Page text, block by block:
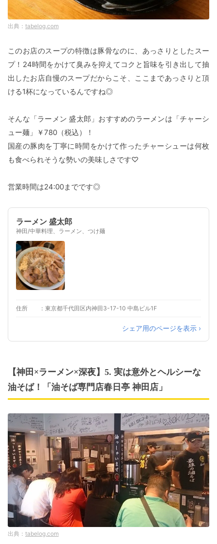
tabelog.com
このお店のスープの特徴は豚骨なのに、あっさりとしたスー
プ！24時間をかけて臭みを抑えてコクと旨味を引き出して抽
出したお店自慢のスープだからこそ、ここまであっさりと頂
ける1杯になっているんですね◎
そんな「ラーメン 盛太郎」おすすめのラーメンは「チャーシ
ュー麺」￥780（税込）！
国産の豚肉を丁寧に時間をかけて作ったチャーシューは何枚
も食べられそうな勢いの美味しさです♡
営業時間は24:00までです◎
ラーメン 盛太郎
神田/中華料理、ラーメン、つけ麺
住所 東京都千代田区内神田3-17-10 中島ビル1F
シェア用のページを表示 ›
【神田×ラーメン×深夜】5. 実は意外とヘルシーな
油そば！「油そば専門店春日亭 神田店」
tabelog.com